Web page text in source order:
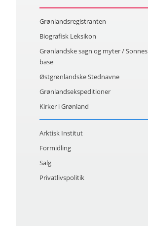
Grønlandsregistranten
Biografisk Leksikon
Grønlandske sagn og myter / Sonnes
base
Østgrønlandske Stednavne
Grønlandsekspeditioner
Kirker i Grønland
Arktisk Institut
Formidling
Salg
Privatlivspolitik